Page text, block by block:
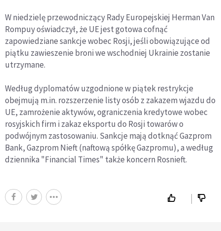
W niedzielę przewodniczący Rady Europejskiej Herman Van
Rompuy oświadczył, że UE jest gotowa cofnąć
zapowiedziane sankcje wobec Rosji, jeśli obowiązujące od
piątku zawieszenie broni we wschodniej Ukrainie zostanie
utrzymane.
Według dyplomatów uzgodnione w piątek restrykcje
obejmują m.in. rozszerzenie listy osób z zakazem wjazdu do
UE, zamrożenie aktywów, ograniczenia kredytowe wobec
rosyjskich firm i zakaz eksportu do Rosji towarów o
podwójnym zastosowaniu. Sankcje mają dotknąć Gazprom
Bank, Gazprom Nieft (naftową spółkę Gazpromu), a według
dziennika "Financial Times" także koncern Rosnieft.